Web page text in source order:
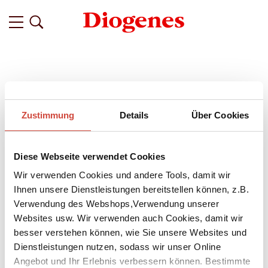
Zustimmung Details Über Cookies
Diese Webseite verwendet Cookies
Wir verwenden Cookies und andere Tools, damit wir
Ihnen unsere Dienstleistungen bereitstellen können, z.B.
Verwendung des Webshops,Verwendung unserer
Websites usw. Wir verwenden auch Cookies, damit wir
besser verstehen können, wie Sie unsere Websites und
Dienstleistungen nutzen, sodass wir unser Online
Angebot und Ihr Erlebnis verbessern können. Bestimmte
Download Bilddatei ↘